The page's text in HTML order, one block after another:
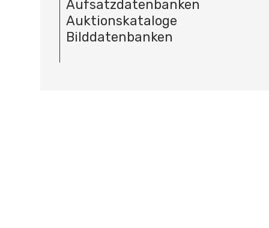
Aufsatzdatenbanken
Auktionskataloge
Bilddatenbanken